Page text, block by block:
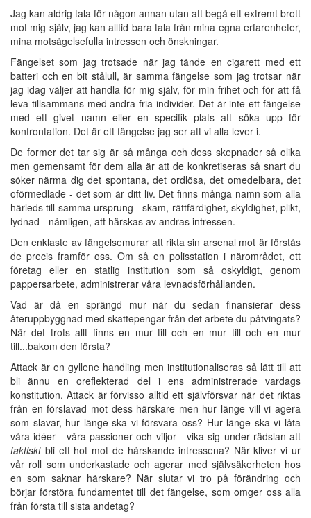
Jag kan aldrig tala för någon annan utan att begå ett extremt brott
mot mig själv, jag kan alltid bara tala från mina egna erfarenheter,
mina motsägelsefulla intressen och önskningar.
Fängelset som jag trotsade när jag tände en cigarett med ett
batteri och en bit stålull, är samma fängelse som jag trotsar när
jag idag väljer att handla för mig själv, för min frihet och för att få
leva tillsammans med andra fria individer. Det är inte ett fängelse
med ett givet namn eller en specifik plats att söka upp för
konfrontation. Det är ett fängelse jag ser att vi alla lever i.
De former det tar sig är så många och dess skepnader så olika
men gemensamt för dem alla är att de konkretiseras så snart du
söker närma dig det spontana, det ordlösa, det omedelbara, det
oförmedlade - det som är ditt liv. Det finns många namn som alla
härleds till samma ursprung - skam, rättfärdighet, skyldighet, plikt,
lydnad - nämligen, att härskas av andras intressen.
Den enklaste av fängelsemurar att rikta sin arsenal mot är förstås
de precis framför oss. Om så en polisstation i närområdet, ett
företag eller en statlig institution som så oskyldigt, genom
pappersarbete, administrerar våra levnadsförhållanden.
Vad är då en sprängd mur när du sedan finansierar dess
återuppbyggnad med skattepengar från det arbete du påtvingats?
När det trots allt finns en mur till och en mur till och en mur
till...bakom den första?
Attack är en gyllene handling men institutionaliseras så lätt till att
bli ännu en oreflekterad del i ens administrerade vardags
konstitution. Attack är förvisso alltid ett självförsvar när det riktas
från en förslavad mot dess härskare men hur länge vill vi agera
som slavar, hur länge ska vi försvara oss? Hur länge ska vi låta
våra idéer - våra passioner och viljor - vika sig under rädslan att
faktisktbli ett hot mot de härskande intressena? När kliver vi ur
vår roll som underkastade och agerar med självsäkerheten hos
en som saknar härskare? När slutar vi tro på förändring och
börjar förstöra fundamentet till det fängelse, som omger oss alla
från första till sista andetag?